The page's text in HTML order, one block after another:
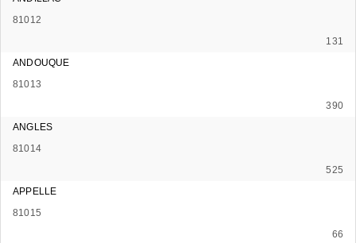
81012
131
ANDOUQUE
81013
390
ANGLES
81014
525
APPELLE
81015
66